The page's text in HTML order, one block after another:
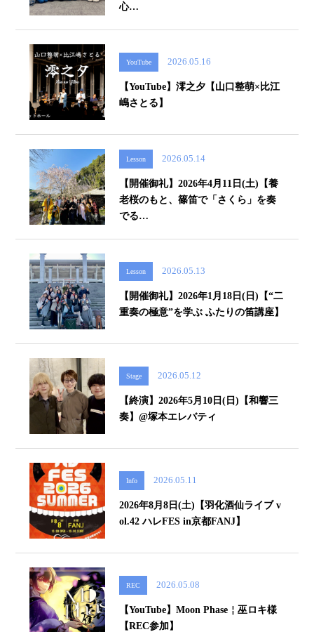
心…
YouTube 2026.05.16
【YouTube】澪之夕【山口整萌×比江
嶋さとる】
Lesson 2026.05.14
【開催御礼】2026年4月11日(土)【養
老桜のもと、篠笛で「さくら」を奏
でる…
Lesson 2026.05.13
【開催御礼】2026年1月18日(日)【“二
重奏の極意”を学ぶ ふたりの笛講座】
Stage 2026.05.12
【終演】2026年5月10日(日)【和響三
奏】@塚本エレバティ
Info 2026.05.11
2026年8月8日(土)【羽化酒仙ライブ v
ol.42 ハレFES in京都FANJ】
REC 2026.05.08
【YouTube】Moon Phase￤巫ロキ様
【REC参加】